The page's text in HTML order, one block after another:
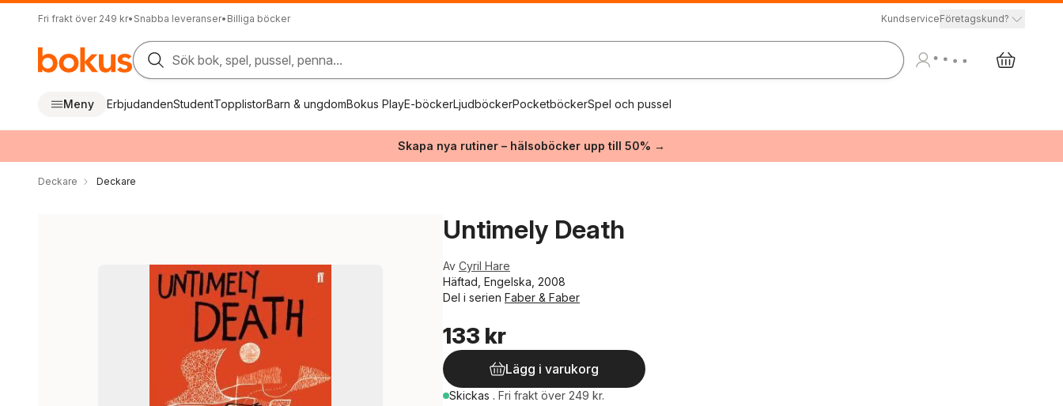
Fri frakt över 249 kr• Snabba leveranser• Billiga böcker KundserviceFöretagskund?
Sök bok, spel, pussel, penna...
Meny ErbjudandenStudentTopplistorBarn & ungdomBokus PlayE-böckerLjudböckerPocketböckerSpel och pussel
Skapa nya rutiner – hälsoböcker upp till 50% →
Deckare Deckare
Untimely Death
Av Cyril Hare
Häftad, Engelska, 2008
Del i serien Faber & Faber
133 kr
Lägg i varukorg
Skickas . Fri frakt över 249 kr.